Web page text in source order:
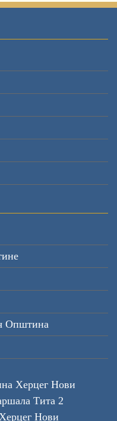
Општина
Херцег Нови
Тита 2
Нови